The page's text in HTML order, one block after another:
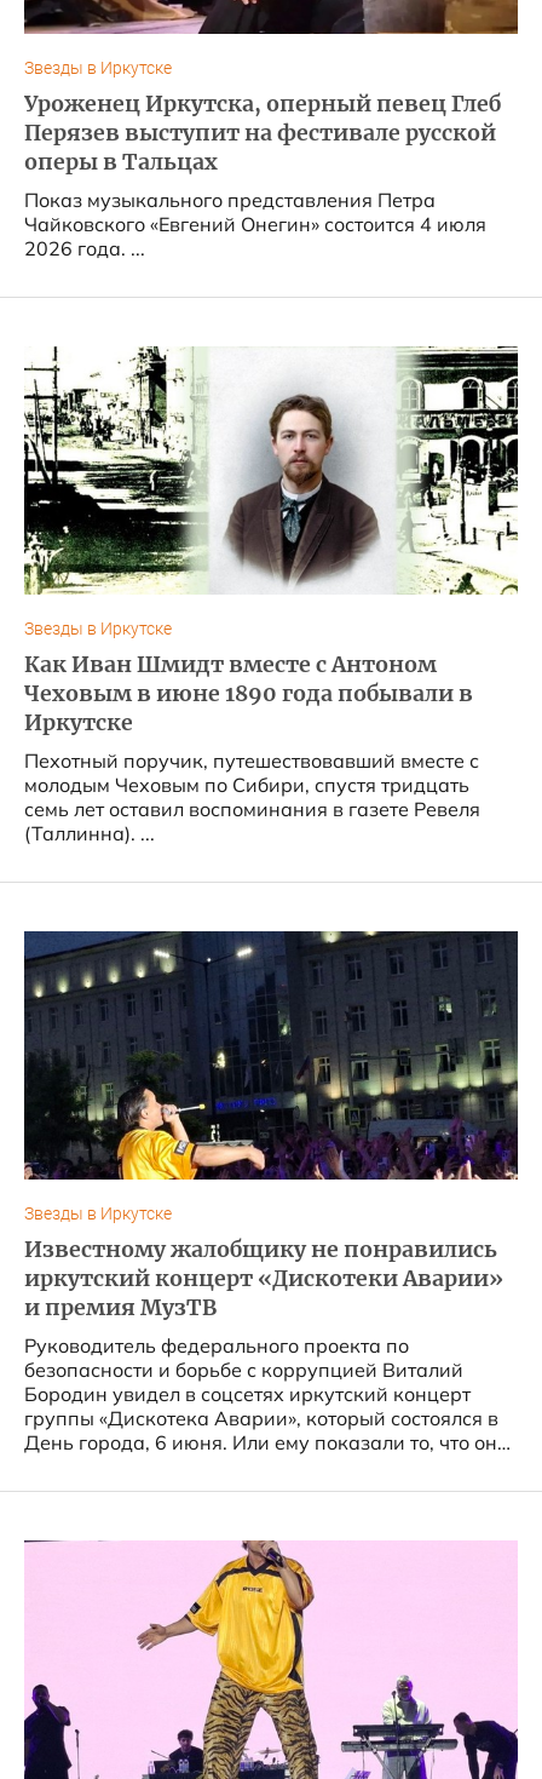
Звезды в Иркутске
Уроженец Иркутска, оперный певец Глеб
Перязев выступит на фестивале русской
оперы в Тальцах
Показ музыкального представления Петра
Чайковского «Евгений Онегин» состоится 4 июля
2026 года. ...
Звезды в Иркутске
Как Иван Шмидт вместе с Антоном
Чеховым в июне 1890 года побывали в
Иркутске
Пехотный поручик, путешествовавший вместе с
молодым Чеховым по Сибири, спустя тридцать
семь лет оставил воспоминания в газете Ревеля
(Таллинна). ...
Звезды в Иркутске
Известному жалобщику не понравились
иркутский концерт «Дискотеки Аварии»
и премия МузТВ
Руководитель федерального проекта по
безопасности и борьбе с коррупцией Виталий
Бородин увидел в соцсетях иркутский концерт
группы «Дискотека Аварии», который состоялся в
День города, 6 июня. Или ему показали то, что он